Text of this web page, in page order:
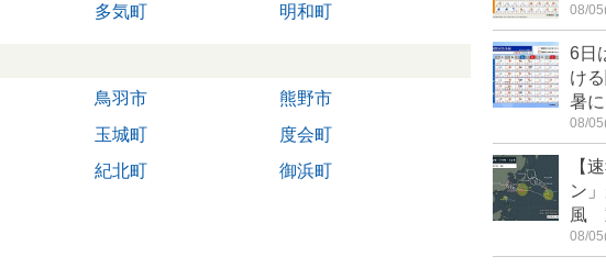
多気町 明和町
鳥羽市
熊野市
玉城町
度会町
紀北町
御浜町
08/
6日
け
暑
08/
【
ン
風
08/